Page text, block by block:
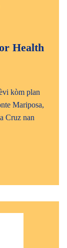
Health
kòm plan
Mariposa,
Cruz nan